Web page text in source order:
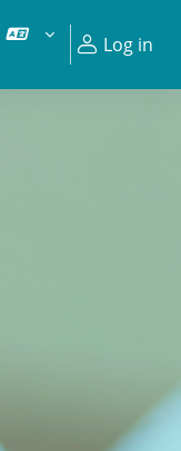
Log in